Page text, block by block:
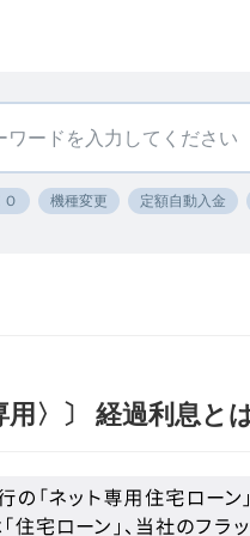
機種変更 定額自動入金
用〉〕 経過利息と